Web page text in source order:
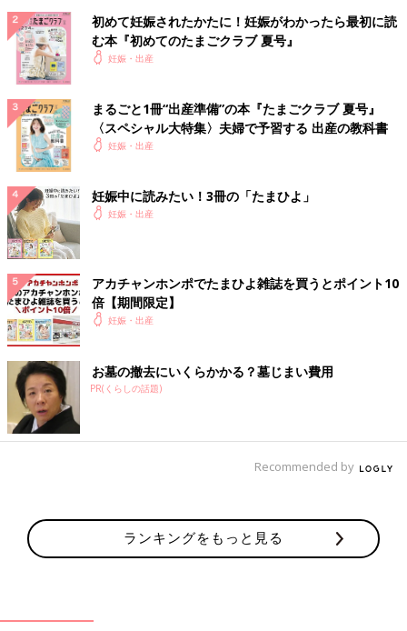
に、もしかしたら不育症かもしれないと言われて、大学病院を紹
介されました。もしそのクリニックの先生に出会えてなかった
ら、今この子は生まれてきていないです。先生がこの子を導いて
くれたのだと思っています。
YouTubeチャンネル「JUN CHANNEL」はこちらから。 【第３
子性別発表】パパと息子ふたりにジェンダーリビールでサプライ
ズ発表…のはずが、まさかのハプニング発生！？
――不育症と診断された時は、どんなお気持ちでしたか？
ができなくなったんだと思って、とにかく泣きじゃくっていまし
しようもないじゃないですか。
でも、不育症と診断されても、自然妊娠をする人は本当にたくさ
らって、自然妊娠を諦める必要はないよ」とも言っていただき、
初めて妊娠されたかたに！妊娠がわかったら最初に読
む本『初めてのたまごクラブ 夏号』
妊娠・出産
まるごと1冊“出産準備”の本『たまごクラブ 夏号』
〈スペシャル大特集〉夫婦で予習する 出産の教科書
妊娠・出産
妊娠中に読みたい！3冊の「たまひよ」
妊娠・出産
アカチャンホンポでたまひよ雑誌を買うとポイント10
倍【期間限定】
妊娠・出産
お墓の撤去にいくらかかる？墓じまい費用
PR(くらしの話題)
Recommended by
ランキングをもっと見る